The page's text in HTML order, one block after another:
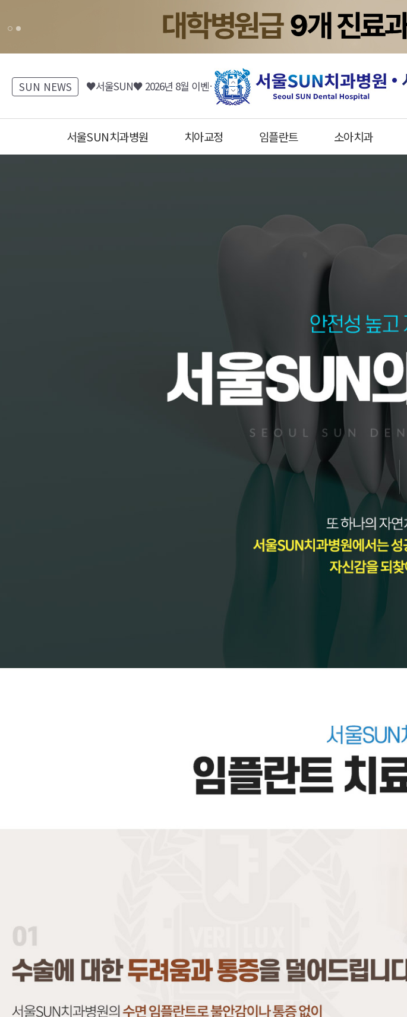
SUN NEWS
[서울SUN치과병원] 진료시간표 안내
♥서울SUN♥ 2026년 8월 이벤트 (치과/피부과)
[서울SUN피부클리닉] 8월 EVENT 안내 (Summer 피부바캉스)
[서울SUN치과병원] 치아 리프레쉬 프로젝트 7월~8월 이벤트
♥서울SUN♥ 2026년 7월 이벤트 (치과/피부과)
서울SUN치과병원 치아교정 임플란트 소아치과